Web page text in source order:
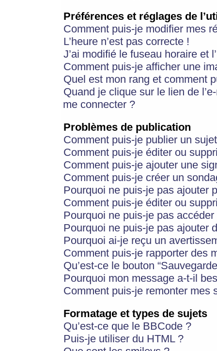
Préférences et réglages de
Comment puis-je modifier mes
L’heure n’est pas correcte !
J’ai modifié le fuseau horaire et
Comment puis-je afficher une
Quel est mon rang et comment
Quand je clique sur le lien de
me connecter ?
Problèmes de publication
Comment puis-je publier un
Comment puis-je éditer ou
Comment puis-je ajouter une
Comment puis-je créer un
Pourquoi ne puis-je pas ajouter
Comment puis-je éditer ou
Pourquoi ne puis-je pas
Pourquoi ne puis-je pas ajouter
Pourquoi ai-je reçu un
Comment puis-je rapporter des
Qu’est-ce le bouton
Pourquoi mon message a-t-il
Comment puis-je remonter mes
Formatage et types de sujets
Qu’est-ce que le BBCode ?
Puis-je utiliser du HTML ?